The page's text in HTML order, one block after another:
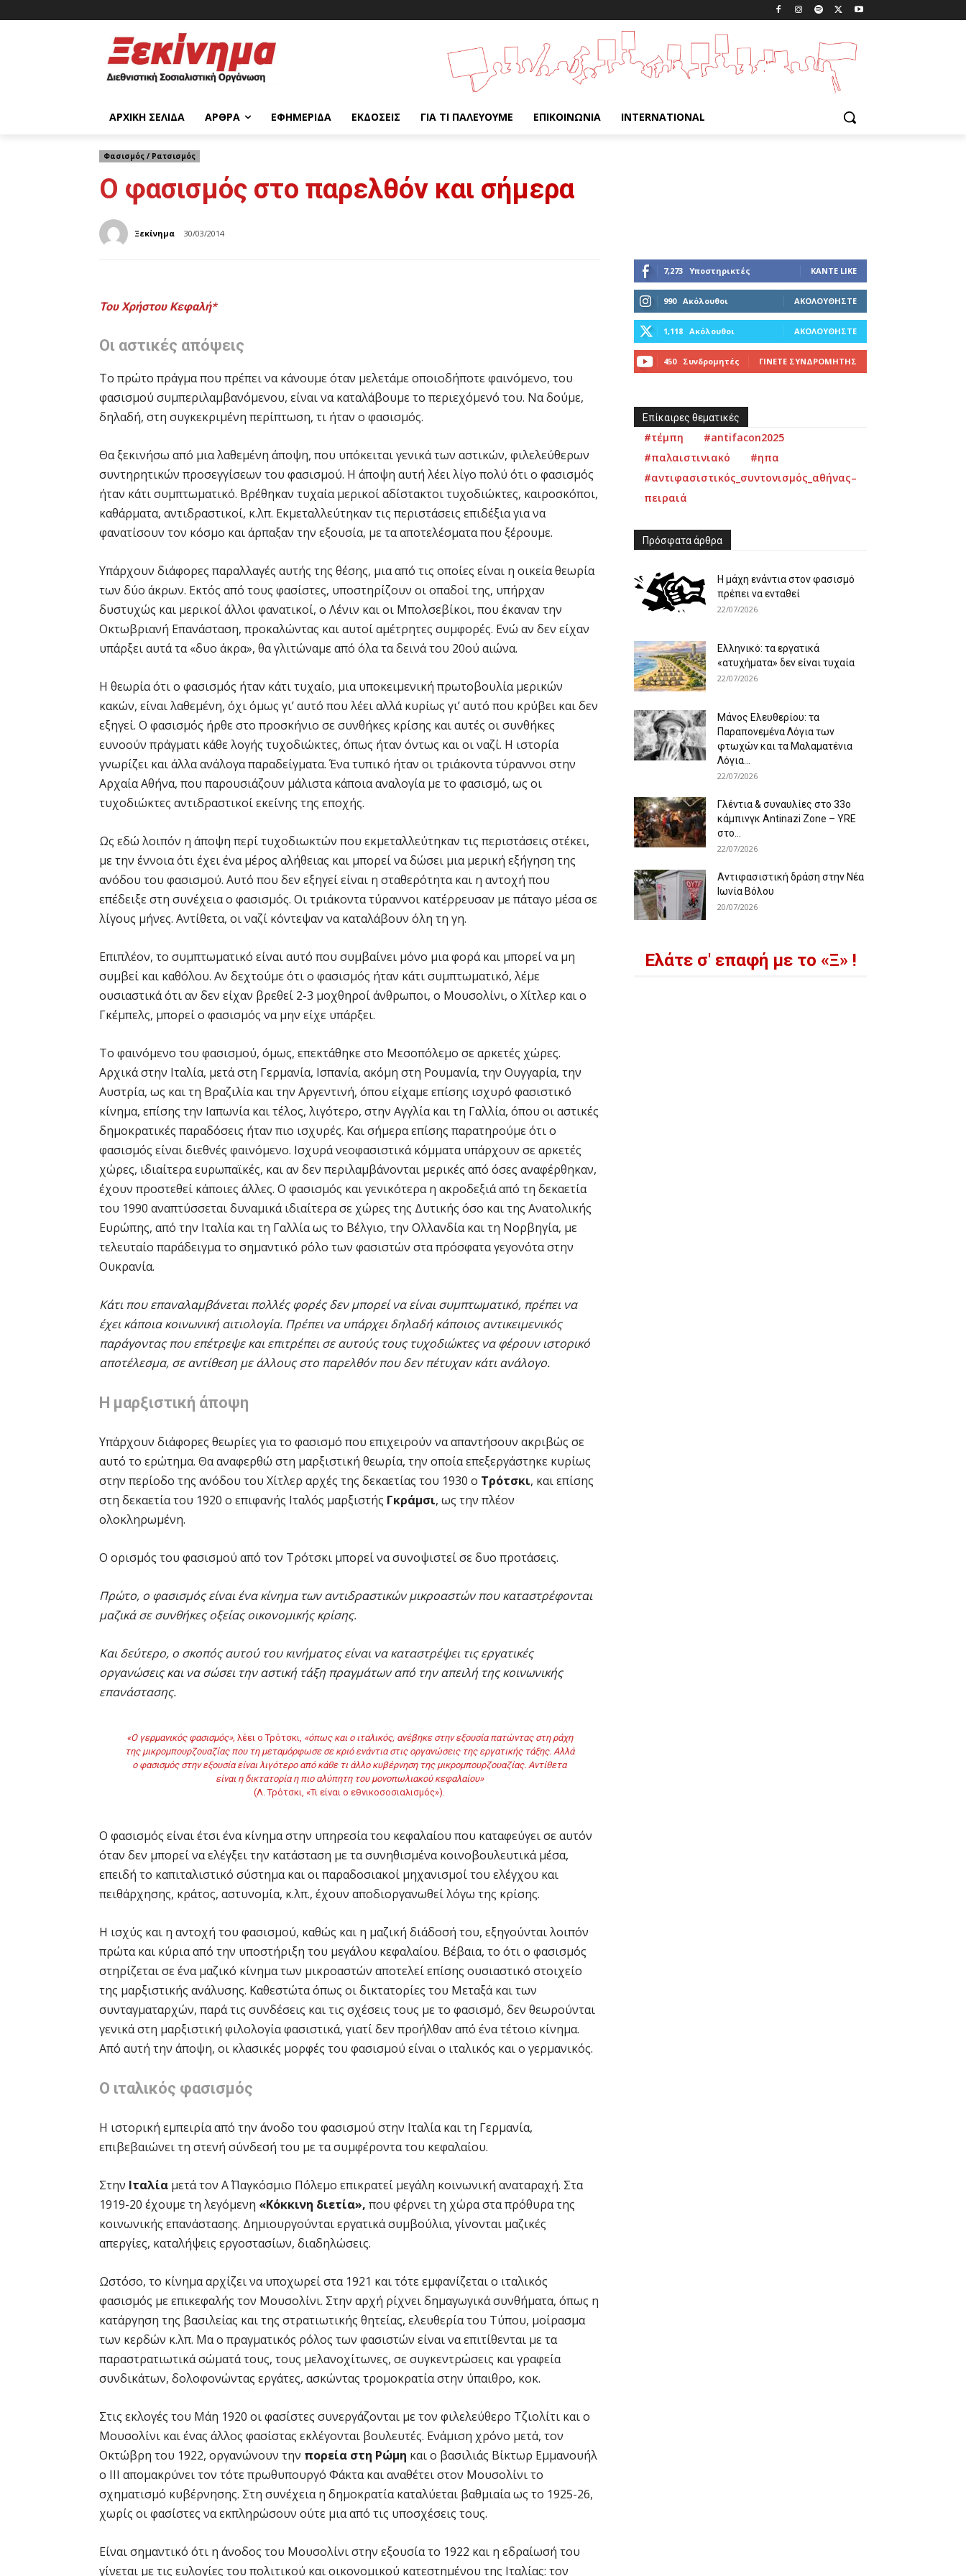
ΑΡΧΙΚΉ ΣΕΛΊΔΑ ΆΡΘΡΑ ΕΦΗΜΕΡΊΔΑ ΕΚΔΌΣΕΙΣ ΓΙΑ ΤΙ ΠΑΛΕΎΟΥΜΕ ΕΠΙΚΟΙΝΩΝΊΑ INTERNATIONAL
Φασισμός / Ρατσισμός
Ο φασισμός στο παρελθόν και σήμερα
Ξεκίνημα 30/03/2014
Του Χρήστου Κεφαλή*
Οι αστικές απόψεις
Το πρώτο πράγμα που πρέπει να κάνουμε όταν μελετάμε οποιοδήποτε φαινόμενο, του
φασισμού συμπεριλαμβανόμενου, είναι να καταλάβουμε το περιεχόμενό του. Να δούμε,
δηλαδή, στη συγκεκριμένη περίπτωση, τι ήταν ο φασισμός.
Θα ξεκινήσω από μια λαθεμένη άποψη, που υπόκειται γενικά των αστικών, φιλελεύθερων
συντηρητικών προσεγγίσεων του φασισμού. Η άποψη αυτή λέει λίγο πολύ ότι ο φασισμός
ήταν κάτι συμπτωματικό. Βρέθηκαν τυχαία μερικοί αδίστακτοι τυχοδιώκτες, καιροσκόποι,
καθάρματα, αντιδραστικοί, κ.λπ. Εκμεταλλεύτηκαν τις περιστάσεις επιδέξια για να
φανατίσουν τον κόσμο και άρπαξαν την εξουσία, με τα αποτελέσματα που ξέρουμε.
Υπάρχουν διάφορες παραλλαγές αυτής της θέσης, μια από τις οποίες είναι η οικεία θεωρία
των δύο άκρων. Εκτός από τους φασίστες, υποστηρίζουν οι οπαδοί της, υπήρχαν
δυστυχώς και μερικοί άλλοι φανατικοί, ο Λένιν και οι Μπολσεβίκοι, που έκαναν την
Οκτωβριανή Επανάσταση, προκαλώντας και αυτοί αμέτρητες συμφορές. Ενώ αν δεν είχαν
υπάρξει αυτά τα «δυο άκρα», θα γλιτώναμε από όλα τα δεινά του 20ού αιώνα.
Η θεωρία ότι ο φασισμός ήταν κάτι τυχαίο, μια υποκειμενική πρωτοβουλία μερικών
κακών, είναι λαθεμένη, όχι όμως γι’ αυτό που λέει αλλά κυρίως γι’ αυτό που κρύβει και δεν
εξηγεί. Ο φασισμός ήρθε στο προσκήνιο σε συνθήκες κρίσης και αυτές οι συνθήκες
ευνοούν πράγματι κάθε λογής τυχοδιώκτες, όπως ήταν όντως και οι ναζί. Η ιστορία
γνωρίζει και άλλα ανάλογα παραδείγματα. Ένα τυπικό ήταν οι τριάκοντα τύραννοι στην
Αρχαία Αθήνα, που παρουσιάζουν μάλιστα κάποια αναλογία με το φασισμό, ως οι
τυχοδιώκτες αντιδραστικοί εκείνης της εποχής.
Ως εδώ λοιπόν η άποψη περί τυχοδιωκτών που εκμεταλλεύτηκαν τις περιστάσεις στέκει,
με την έννοια ότι έχει ένα μέρος αλήθειας και μπορεί να δώσει μια μερική εξήγηση της
ανόδου του φασισμού. Αυτό που δεν εξηγεί είναι η σταθερότητα και η αντοχή που
επέδειξε στη συνέχεια ο φασισμός. Οι τριάκοντα τύραννοι κατέρρευσαν με πάταγο μέσα σε
λίγους μήνες. Αντίθετα, οι ναζί κόντεψαν να καταλάβουν όλη τη γη.
Επιπλέον, το συμπτωματικό είναι αυτό που συμβαίνει μόνο μια φορά και μπορεί να μη
συμβεί και καθόλου. Αν δεχτούμε ότι ο φασισμός ήταν κάτι συμπτωματικό, λέμε
ουσιαστικά ότι αν δεν είχαν βρεθεί 2-3 μοχθηροί άνθρωποι, ο Μουσολίνι, ο Χίτλερ και ο
Γκέμπελς, μπορεί ο φασισμός να μην είχε υπάρξει.
Το φαινόμενο του φασισμού, όμως, επεκτάθηκε στο Μεσοπόλεμο σε αρκετές χώρες.
Αρχικά στην Ιταλία, μετά στη Γερμανία, Ισπανία, ακόμη στη Ρουμανία, την Ουγγαρία, την
Αυστρία, ως και τη Βραζιλία και την Αργεντινή, όπου είχαμε επίσης ισχυρό φασιστικό
κίνημα, επίσης την Ιαπωνία και τέλος, λιγότερο, στην Αγγλία και τη Γαλλία, όπου οι αστικές
δημοκρατικές παραδόσεις ήταν πιο ισχυρές. Και σήμερα επίσης παρατηρούμε ότι ο
φασισμός είναι διεθνές φαινόμενο. Ισχυρά νεοφασιστικά κόμματα υπάρχουν σε αρκετές
χώρες, ιδιαίτερα ευρωπαϊκές, και αν δεν περιλαμβάνονται μερικές από όσες αναφέρθηκαν,
έχουν προστεθεί κάποιες άλλες. Ο φασισμός και γενικότερα η ακροδεξιά από τη δεκαετία
του 1990 αναπτύσσεται δυναμικά ιδιαίτερα σε χώρες της Δυτικής όσο και της Ανατολικής
Ευρώπης, από την Ιταλία και τη Γαλλία ως το Βέλγιο, την Ολλανδία και τη Νορβηγία, με
τελευταίο παράδειγμα το σημαντικό ρόλο των φασιστών στα πρόσφατα γεγονότα στην
Ουκρανία.
Κάτι που επαναλαμβάνεται πολλές φορές δεν μπορεί να είναι συμπτωματικό, πρέπει να
έχει κάποια κοινωνική αιτιολογία. Πρέπει να υπάρχει δηλαδή κάποιος αντικειμενικός
παράγοντας που επέτρεψε και επιτρέπει σε αυτούς τους τυχοδιώκτες να φέρουν ιστορικό
αποτέλεσμα, σε αντίθεση με άλλους στο παρελθόν που δεν πέτυχαν κάτι ανάλογο.
Η μαρξιστική άποψη
Υπάρχουν διάφορες θεωρίες για το φασισμό που επιχειρούν να απαντήσουν ακριβώς σε
αυτό το ερώτημα. Θα αναφερθώ στη μαρξιστική θεωρία, την οποία επεξεργάστηκε κυρίως
στην περίοδο της ανόδου του Χίτλερ αρχές της δεκαετίας του 1930 ο Τρότσκι, και επίσης
στη δεκαετία του 1920 ο επιφανής Ιταλός μαρξιστής Γκράμσι, ως την πλέον
ολοκληρωμένη.
Ο ορισμός του φασισμού από τον Τρότσκι μπορεί να συνοψιστεί σε δυο προτάσεις.
Πρώτο, ο φασισμός είναι ένα κίνημα των αντιδραστικών μικροαστών που καταστρέφονται
μαζικά σε συνθήκες οξείας οικονομικής κρίσης.
Και δεύτερο, ο σκοπός αυτού του κινήματος είναι να καταστρέψει τις εργατικές
οργανώσεις και να σώσει την αστική τάξη πραγμάτων από την απειλή της κοινωνικής
επανάστασης.
«Ο γερμανικός φασισμός», λέει ο Τρότσκι, «όπως και ο ιταλικός, ανέβηκε στην εξουσία πατώντας στη ράχη
της μικρομπουρζουαζίας που τη μεταμόρφωσε σε κριό ενάντια στις οργανώσεις της εργατικής τάξης. Αλλά
ο φασισμός στην εξουσία είναι λιγότερο από κάθε τι άλλο κυβέρνηση της μικρομπουρζουαζίας. Αντίθετα
είναι η δικτατορία η πιο αλύπητη του μονοπωλιακού κεφαλαίου»
(Λ. Τρότσκι, «Τι είναι ο εθνικοσοσιαλισμός»).
Ο φασισμός είναι έτσι ένα κίνημα στην υπηρεσία του κεφαλαίου που καταφεύγει σε αυτόν
όταν δεν μπορεί να ελέγξει την κατάσταση με τα συνηθισμένα κοινοβουλευτικά μέσα,
επειδή το καπιταλιστικό σύστημα και οι παραδοσιακοί μηχανισμοί του ελέγχου και
πειθάρχησης, κράτος, αστυνομία, κ.λπ., έχουν αποδιοργανωθεί λόγω της κρίσης.
Η ισχύς και η αντοχή του φασισμού, καθώς και η μαζική διάδοσή του, εξηγούνται λοιπόν
πρώτα και κύρια από την υποστήριξη του μεγάλου κεφαλαίου. Βέβαια, το ότι ο φασισμός
στηρίζεται σε ένα μαζικό κίνημα των μικροαστών αποτελεί επίσης ουσιαστικό στοιχείο
της μαρξιστικής ανάλυσης. Καθεστώτα όπως οι δικτατορίες του Μεταξά και των
συνταγματαρχών, παρά τις συνδέσεις και τις σχέσεις τους με το φασισμό, δεν θεωρούνται
γενικά στη μαρξιστική φιλολογία φασιστικά, γιατί δεν προήλθαν από ένα τέτοιο κίνημα.
Από αυτή την άποψη, οι κλασικές μορφές του φασισμού είναι ο ιταλικός και ο γερμανικός.
Ο ιταλικός φασισμός
Η ιστορική εμπειρία από την άνοδο του φασισμού στην Ιταλία και τη Γερμανία,
επιβεβαιώνει τη στενή σύνδεσή του με τα συμφέροντα του κεφαλαίου.
Στην Ιταλία μετά τον Α΄ Παγκόσμιο Πόλεμο επικρατεί μεγάλη κοινωνική αναταραχή. Στα
1919-20 έχουμε τη λεγόμενη «Κόκκινη διετία», που φέρνει τη χώρα στα πρόθυρα της
κοινωνικής επανάστασης. Δημιουργούνται εργατικά συμβούλια, γίνονται μαζικές
απεργίες, καταλήψεις εργοστασίων, διαδηλώσεις.
Ωστόσο, το κίνημα αρχίζει να υποχωρεί στα 1921 και τότε εμφανίζεται ο ιταλικός
φασισμός με επικεφαλής τον Μουσολίνι. Στην αρχή ρίχνει δημαγωγικά συνθήματα, όπως η
κατάργηση της βασιλείας και της στρατιωτικής θητείας, ελευθερία του Τύπου, μοίρασμα
των κερδών κ.λπ. Μα ο πραγματικός ρόλος των φασιστών είναι να επιτίθενται με τα
παραστρατιωτικά σώματά τους, τους μελανοχίτωνες, σε συγκεντρώσεις και γραφεία
συνδικάτων, δολοφονώντας εργάτες, ασκώντας τρομοκρατία στην ύπαιθρο, κοκ.
Στις εκλογές του Μάη 1920 οι φασίστες συνεργάζονται με τον φιλελεύθερο Τζιολίτι και ο
Μουσολίνι και ένας άλλος φασίστας εκλέγονται βουλευτές. Ενάμιση χρόνο μετά, τον
Οκτώβρη του 1922, οργανώνουν την πορεία στη Ρώμη και ο βασιλιάς Βίκτωρ Εμμανουήλ
ο ΙΙΙ απομακρύνει τον τότε πρωθυπουργό Φάκτα και αναθέτει στον Μουσολίνι το
σχηματισμό κυβέρνησης. Στη συνέχεια η δημοκρατία καταλύεται βαθμιαία ως το 1925-26,
χωρίς οι φασίστες να εκπληρώσουν ούτε μια από τις υποσχέσεις τους.
Είναι σημαντικό ότι η άνοδος του Μουσολίνι στην εξουσία το 1922 και η εδραίωσή του
γίνεται με τις ευλογίες του πολιτικού και οικονομικού κατεστημένου της Ιταλίας: τον
7,273 Υποστηρικτές ΚΆΝΤΕ LIKE
990 Ακόλουθοι ΑΚΟΛΟΥΘΉΣΤΕ
1,118 Ακόλουθοι ΑΚΟΛΟΥΘΉΣΤΕ
450 Συνδρομητές ΓΊΝΕΤΕ ΣΥΝΔΡΟΜΗΤΉΣ
Επίκαιρες θεματικές
#τέμπη
#antifacon2025
#παλαιστινιακό
#ηπα
#αντιφασιστικός_συντονισμός_αθήνας–
πειραιά
Πρόσφατα άρθρα
Η μάχη ενάντια στον φασισμό
πρέπει να ενταθεί
22/07/2026
Ελληνικό: τα εργατικά
«ατυχήματα» δεν είναι τυχαία
22/07/2026
Μάνος Ελευθερίου: τα
Παραπονεμένα Λόγια των
φτωχών και τα Μαλαματένια
Λόγια...
22/07/2026
Γλέντια & συναυλίες στο 33ο
κάμπινγκ Antinazi Zone – YRE
στο...
22/07/2026
Αντιφασιστική δράση στην Νέα
Ιωνία Βόλου
20/07/2026
Ελάτε σ' επαφή με το «Ξ» !